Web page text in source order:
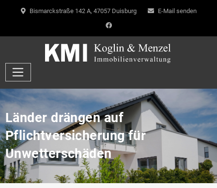
Bismarckstraße 142 A, 47057 Duisburg E-Mail senden
Länder drängen auf
Pflichtversicherung für
Unwetterschäden